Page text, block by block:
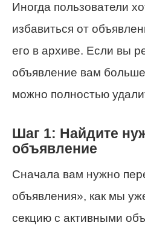
Иногда пользователи
избавиться от
его в архиве. Если вы
объявление вам
можно полностью
Шаг 1: Найдите
объявление
Сначала вам нужно
объявления», как мы
секцию с активными